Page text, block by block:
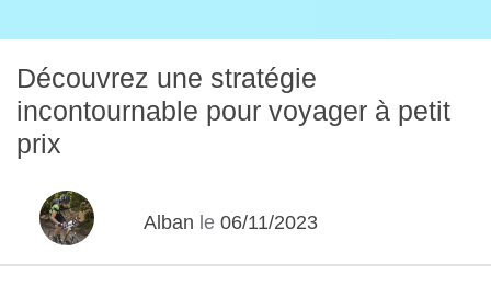
Découvrez une stratégie
incontournable pour voyager à petit
prix
Alban le 06/11/2023